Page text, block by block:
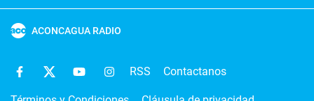
ACONCAGUA RADIO
RSS Contactanos